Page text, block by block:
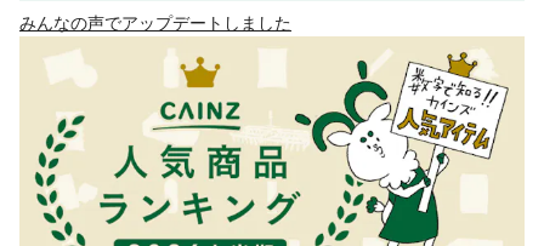
みんなの声でアップデートしました